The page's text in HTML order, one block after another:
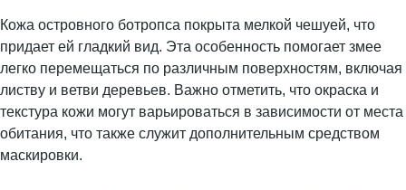
Кожа островного ботропса покрыта мелкой чешуей, что
придает ей гладкий вид. Эта особенность помогает змее
легко перемещаться по различным поверхностям, включая
листву и ветви деревьев. Важно отметить, что окраска и
текстура кожи могут варьироваться в зависимости от места
обитания, что также служит дополнительным средством
маскировки.